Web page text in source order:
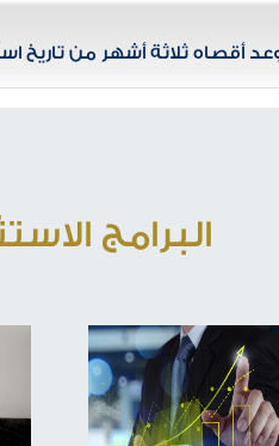
أقصاه ثلاثة أشهر من تاريخ
البرامج